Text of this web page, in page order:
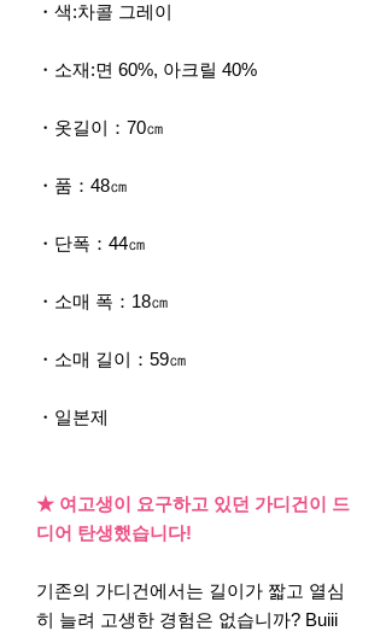
・색:차콜 그레이
・소재:면 60%, 아크릴 40%
・옷길이：70㎝
・품：48㎝
・단폭：44㎝
・소매 폭：18㎝
・소매 길이：59㎝
・일본제
★ 여고생이 요구하고 있던 가디건이 드
디어 탄생했습니다!
기존의 가디건에서는 길이가 짧고 열심
히 늘려 고생한 경험은 없습니까? Buiii